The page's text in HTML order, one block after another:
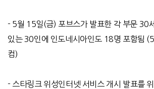
- 5월 15일(금) 포브스가 발표한 각 부문 30
있는30인에 인도네시아인도 18명 포함됨 (5
컴)
- 스타링크 위성인터넷 서비스 개시 발표를